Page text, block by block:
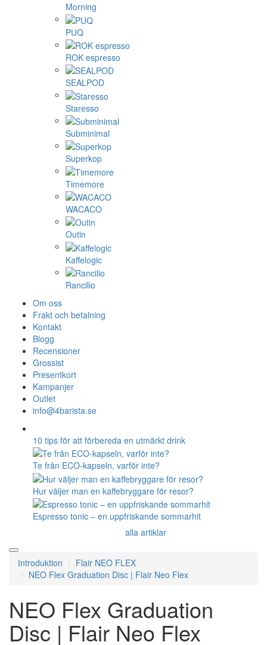
Morning
PUQ
ROK espresso
SEALPOD
Staresso
Subminimal
Superkop
Timemore
WACACO
Outin
Kaffelogic
Rancilio
Om oss
Frakt och betalning
Kontakt
Blogg
Recensioner
Grossist
Presentkort
Kampanjer
Outlet
info@4barista.se
10 tips för att förbereda en utmärkt drink
Te från ECO-kapseln, varför inte?
Hur väljer man en kaffebryggare för resor?
Espresso tonic – en uppfriskande sommarhit
alla artiklar
Introduktion
Flair NEO FLEX
NEO Flex Graduation Disc | Flair Neo Flex
NEO Flex Graduation
Disc | Flair Neo Flex